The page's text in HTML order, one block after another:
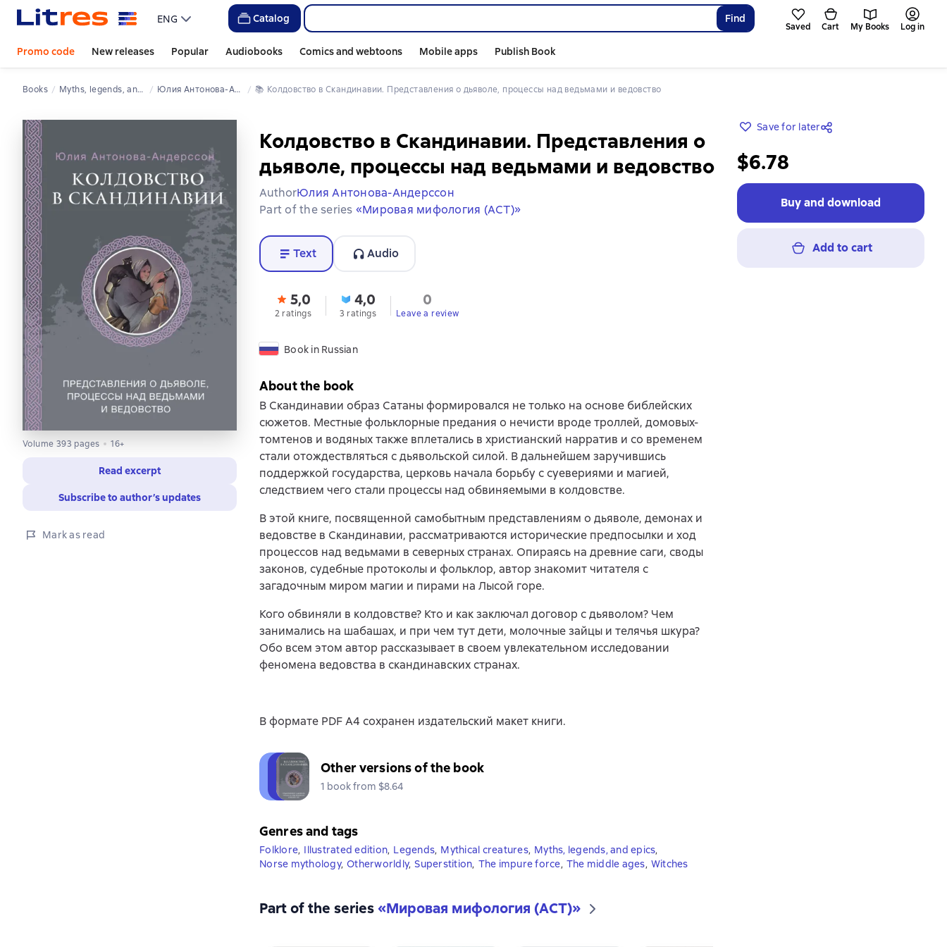
ENG Catalog Find
Saved Cart My Books Log in
Promo code New releases Popular Audiobooks Comics and webtoons Mobile apps Publish Book
Books Myths, legends, and epics Юлия Антонова-Андерссон 📚 Колдовство в Скандинавии. Представления о дьяволе, процессы над ведьмами и ведовство
Volume 393 pages 16+
Read excerpt
Subscribe to author’s updates
Mark as read
Колдовство в Скандинавии. Представления о
дьяволе, процессы над ведьмами и ведовство
AuthorЮлия Антонова-Андерссон
Part of the series «Мировая мифология (АСТ)»
Text Audio
5,0
2 ratings
4,0
3 ratings
0
Leave a review
Book in Russian
Save for later
$6.78
Buy and download
Add to cart
About the book
В Скандинавии образ Сатаны формировался не только на основе библейских
сюжетов. Местные фольклорные предания о нечисти вроде троллей, домовых-
томтенов и водяных также вплетались в христианский нарратив и со временем
стали отождествляться с дьявольской силой. В дальнейшем заручившись
поддержкой государства, церковь начала борьбу с суевериями и магией,
следствием чего стали процессы над обвиняемыми в колдовстве.
В этой книге, посвященной самобытным представлениям о дьяволе, демонах и
ведовстве в Скандинавии, рассматриваются исторические предпосылки и ход
процессов над ведьмами в северных странах. Опираясь на древние саги, своды
законов, судебные протоколы и фольклор, автор знакомит читателя с
загадочным миром магии и пирами на Лысой горе.
Кого обвиняли в колдовстве? Кто и как заключал договор с дьяволом? Чем
занимались на шабашах, и при чем тут дети, молочные зайцы и телячья шкура?
Обо всем этом автор рассказывает в своем увлекательном исследовании
феномена ведовства в скандинавских странах.
В формате PDF A4 сохранен издательский макет книги.
Other versions of the book
1 book from $8.64
Genres and tags
Folklore, Illustrated edition, Legends, Mythical creatures, Myths, legends, and epics,
Norse mythology, Otherworldly, Superstition, The impure force, The middle ages, Witches
Part of the series«Мировая мифология (АСТ)»